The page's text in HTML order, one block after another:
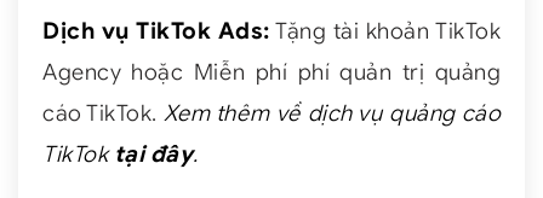
Dịch vụ TikTok Ads: Tặng tài khoản TikTok
Agency hoặc Miễn phí phí quản trị quảng
cáo TikTok. Xem thêm về dịch vụ quảng cáo
TikTok tại đây.